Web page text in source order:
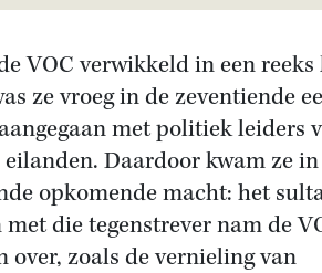
VOC verwikkeld in een
ze vroeg in de zeventiende
met politiek leiders
eilanden. Daardoor kwam ze
opkomende macht: het
die tegenstrever nam de
over, zoals de vernieling van